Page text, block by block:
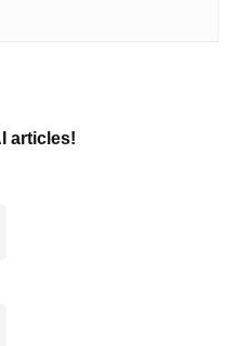
articles!